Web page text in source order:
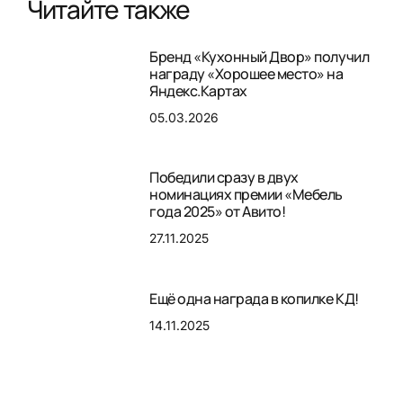
Читайте также
Бренд «Кухонный Двор» получил
награду «Хорошее место» на
Яндекс.Картах
05.03.2026
Победили сразу в двух
номинациях премии «Мебель
года 2025» от Авито!
27.11.2025
Ещё одна награда в копилке КД!
14.11.2025